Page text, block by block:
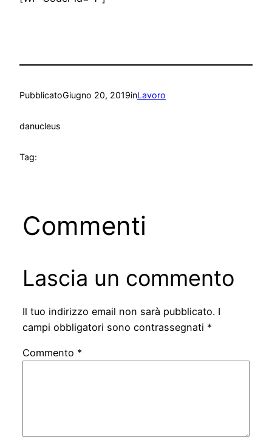
PubblicatoGiugno 20, 2019inLavoro
danucleus
Tag:
Commenti
Lascia un commento
Il tuo indirizzo email non sarà pubblicato. I
campi obbligatori sono contrassegnati *
Commento *